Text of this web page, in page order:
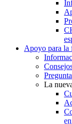
Apoyo para la
La